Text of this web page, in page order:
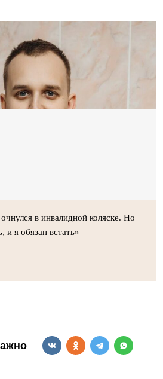
в инвалидной коляске. Но
и я обязан встать»